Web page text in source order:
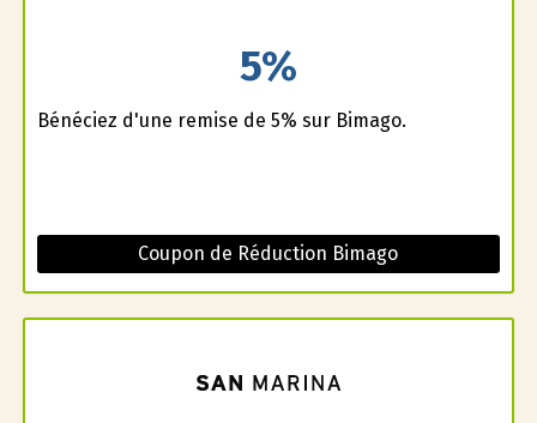
5%
Bénéficiez d'une remise de 5% sur Bimago.
Coupon de Réduction Bimago